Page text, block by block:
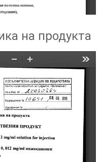
на продукта